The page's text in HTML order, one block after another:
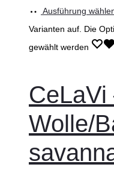
Ausführung
Varianten auf. Die
gewählt werden
Wolle/